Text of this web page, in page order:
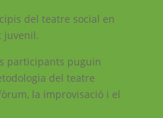
del teatre social en
juvenil.
participants puguin
del teatre
la improvisació i el